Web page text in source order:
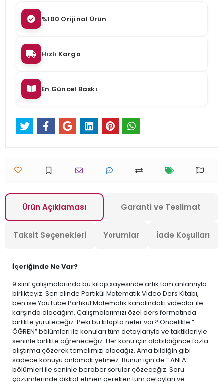
%100 Orijinal Ürün
Hızlı Kargo
En Güncel Baskı
Ürün Açıklaması Garanti ve Teslimat
Taksit Seçenekleri Yorumlar İade Koşulları
İçeriğinde Ne Var?
9.sınıf çalışmalarında bu kitap sayesinde artık tam anlamıyla
birlikteyiz. Sen elinde Partikül Matematik Video Ders Kitabı,
ben ise YouTube Partikül Matematik kanalındaki videolar ile
karşında olacağım. Çalışmalarımızı özel ders formatında
birlikte yürüteceğiz. Peki bu kitapta neler var? Öncelikle “
ÖĞREN” bölümleri ile konuları tüm detaylarıyla ve taktikleriyle
seninle birlikte öğreneceğiz. Her konu için olabildiğince fazla
alıştırma çözerek temelimizi atacağız. Ama bildiğin gibi
sadece konuyu anlamak yetmez. Bunun için de “ ANLA”
bölümleri ile seninle beraber sorular çözeceğiz. Soru
çözümlerinde dikkat etmen gereken tüm detayları ve